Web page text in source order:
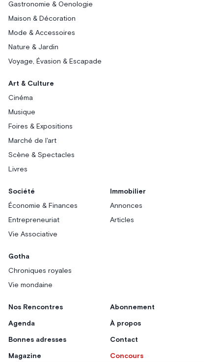
Gastronomie & Oenologie
Maison & Décoration
Mode & Accessoires
Nature & Jardin
Voyage, Évasion & Escapade
Art & Culture
Cinéma
Musique
Foires & Expositions
Marché de l'art
Scène & Spectacles
Livres
Société
Économie & Finances
Entrepreneuriat
Vie Associative
Immobilier
Annonces
Articles
Gotha
Chroniques royales
Vie mondaine
Nos Rencontres
Agenda
Bonnes adresses
Magazine
Abonnement
À propos
Contact
Concours